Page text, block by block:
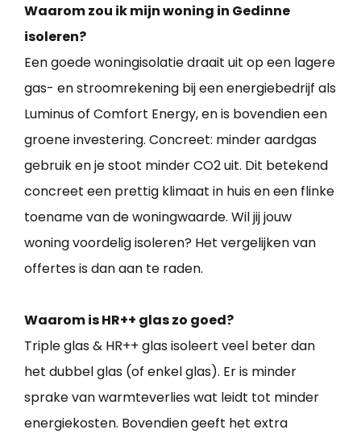
Waarom zou ik mijn woning in Gedinne
isoleren?
Een goede woningisolatie draait uit op een lagere
gas- en stroomrekening bij een energiebedrijf als
Luminus of Comfort Energy, en is bovendien een
groene investering. Concreet: minder aardgas
gebruik en je stoot minder CO2 uit. Dit betekend
concreet een prettig klimaat in huis en een flinke
toename van de woningwaarde. Wil jij jouw
woning voordelig isoleren? Het vergelijken van
offertes is dan aan te raden.
Waarom is HR++ glas zo goed?
Triple glas & HR++ glas isoleert veel beter dan
het dubbel glas (of enkel glas). Er is minder
sprake van warmteverlies wat leidt tot minder
energiekosten. Bovendien geeft het extra